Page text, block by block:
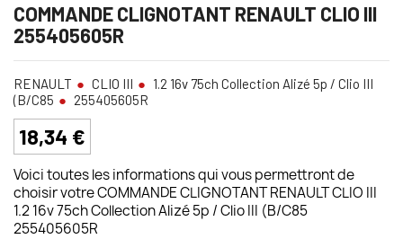
COMMANDE CLIGNOTANT RENAULT CLIO III
255405605R
RENAULT CLIO III
1.2 16v 75ch Collection Alizé 5p / Clio III
(B/C85
255405605R
18,34 €
Voici toutes les informations qui vous permettront de
choisir votre COMMANDE CLIGNOTANT RENAULT CLIO III
1.2 16v 75ch Collection Alizé 5p / Clio III (B/C85
255405605R